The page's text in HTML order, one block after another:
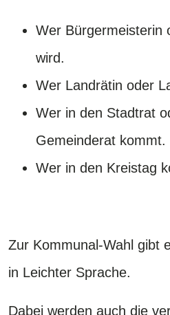
Wer Bürgermeisterin
wird.
Wer Landrätin oder
Wer in den Stadtrat
Gemeinderat kommt.
Wer in den Kreistag
Zur Kommunal-Wahl gibt
in Leichter Sprache.
Dabei werden auch die